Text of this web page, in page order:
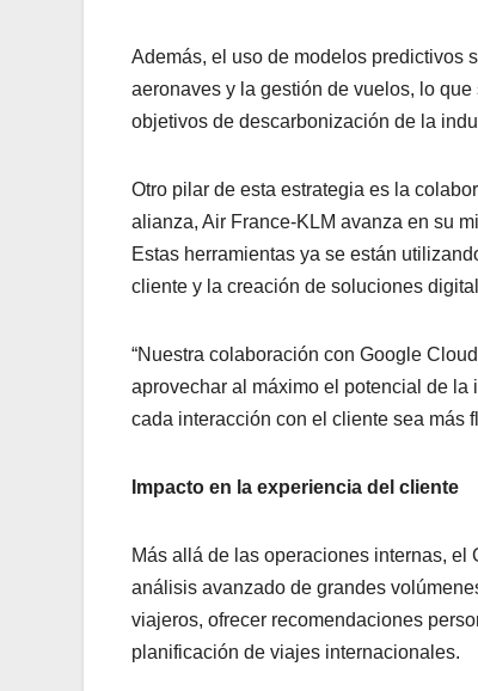
Además, el uso de modelos predictivos
aeronaves y la gestión de vuelos, lo
objetivos de descarbonización de la
Otro pilar de esta estrategia es la
alianza, Air France-KLM avanza en su
Estas herramientas ya se están
cliente y la creación de soluciones
“Nuestra colaboración con Google
aprovechar al máximo el potencial de la
cada interacción con el cliente sea más
Impacto en la experiencia del cliente
Más allá de las operaciones internas,
análisis avanzado de grandes
viajeros, ofrecer recomendaciones
planificación de viajes internacionales.